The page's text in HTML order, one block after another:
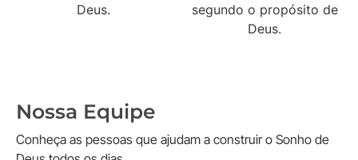
Deus.
segundo o propósito de
Deus.
Nossa Equipe
Conheça as pessoas que ajudam a construir o Sonho de